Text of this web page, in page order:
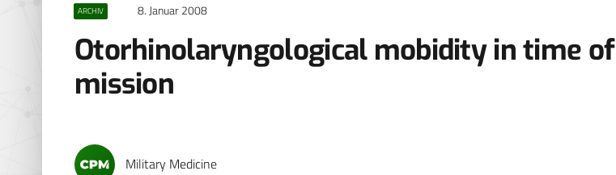
ARCHIV 8. Januar 2008
Otorhinolaryngological mobidity in time of
mission
Military Medicine